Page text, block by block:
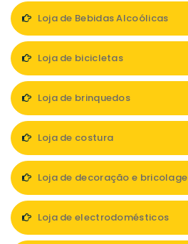
Loja de Bebidas Alcoólicas
Loja de bicicletas
Loja de brinquedos
Loja de costura
Loja de decoração e bricolage
Loja de electrodomésticos